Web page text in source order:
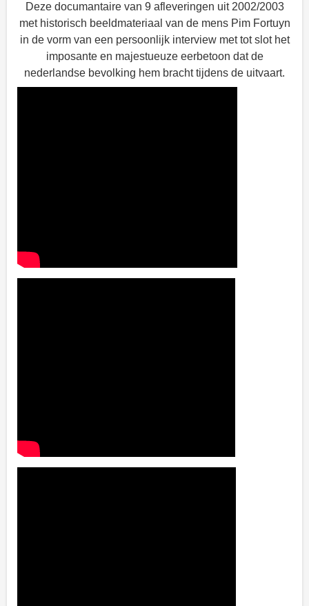
Deze documantaire van 9 afleveringen uit 2002/2003
met historisch beeldmateriaal van de mens Pim Fortuyn
in de vorm van een persoonlijk interview met tot slot het
imposante en majestueuze eerbetoon dat de
nederlandse bevolking hem bracht tijdens de uitvaart.